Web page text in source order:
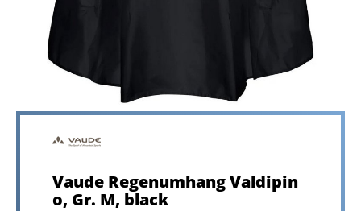
Vaude Regenumhang Valdipin
o, Gr. M, black